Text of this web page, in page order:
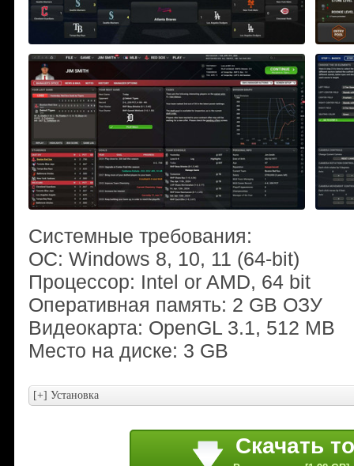
Системные требования:
ОС: Windows 8, 10, 11 (64-bit)
Процессор: Intel or AMD, 64 bit
Оперативная память: 2 GB ОЗУ
Видеокарта: OpenGL 3.1, 512 MB
Место на диске: 3 GB
Скачать